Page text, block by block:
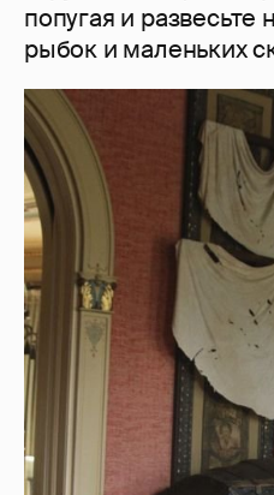
попугая и
рыбок и маленьких